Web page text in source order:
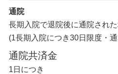
通院
長期入院で退院後に通院され
(1長期入院につき30日限度・
通院共済金
1日につき